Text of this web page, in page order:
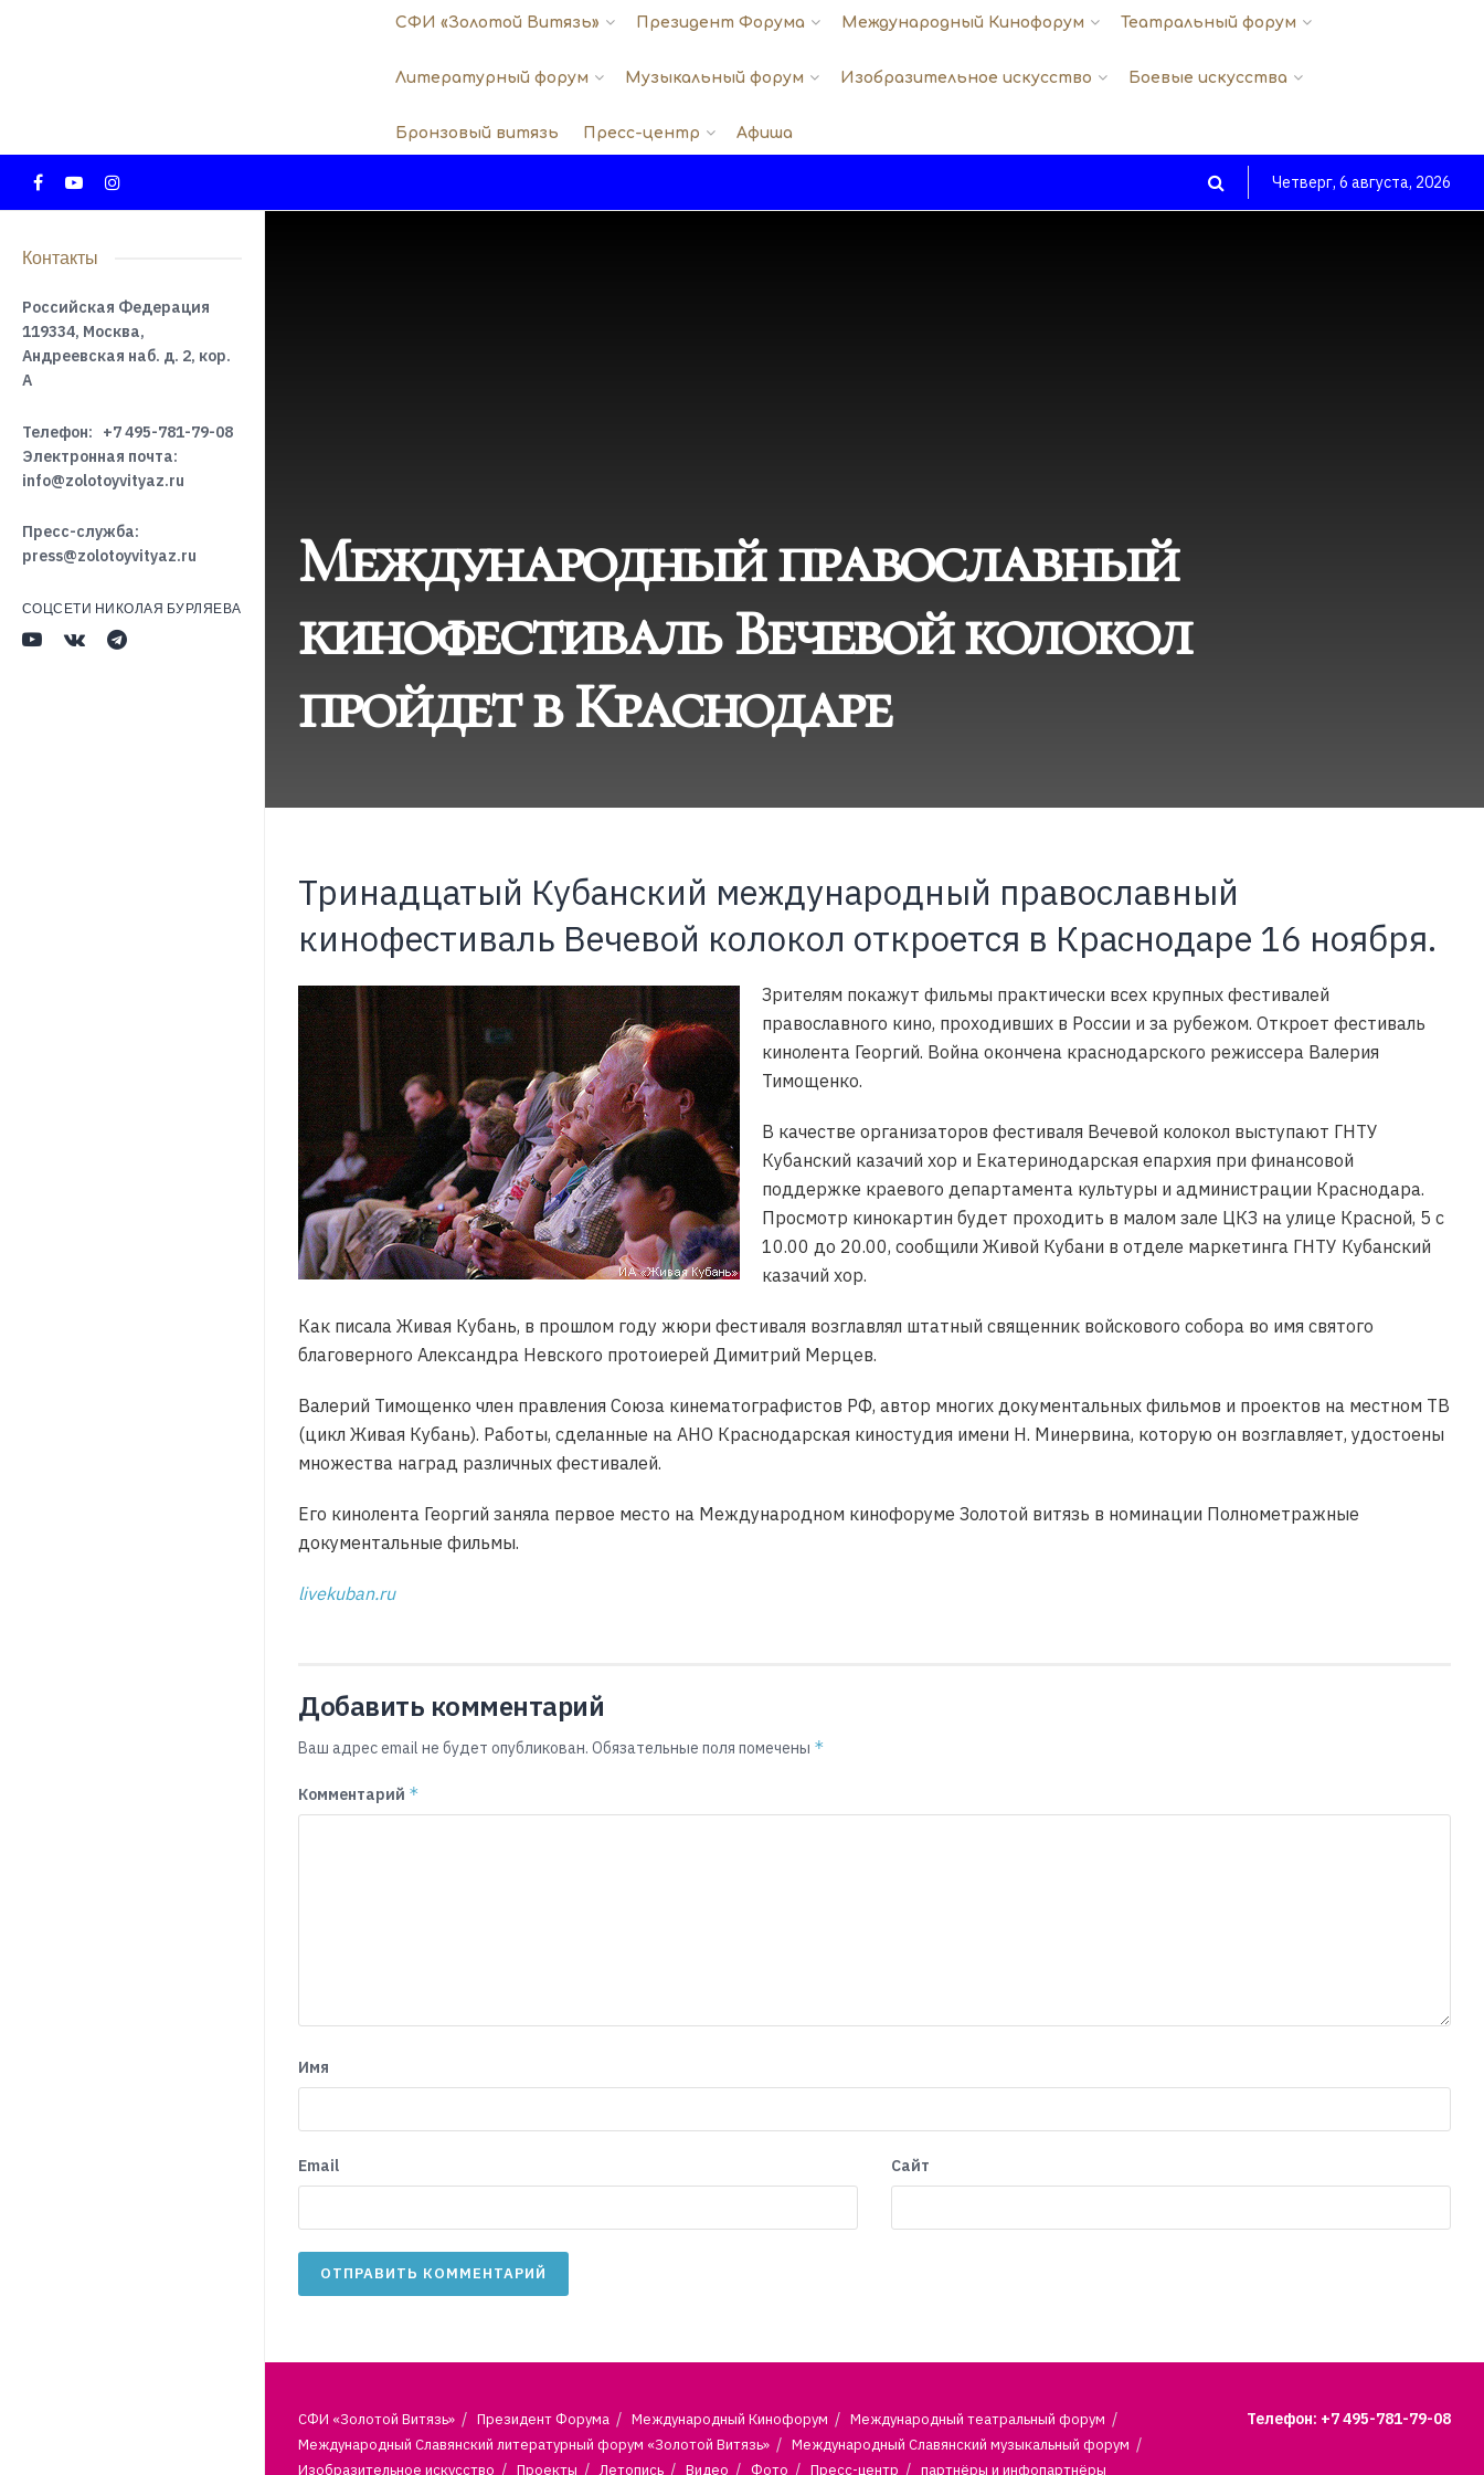
Контакты
Российская Федерация
119334, Москва,
Андреевская наб. д. 2, кор.
А
Телефон: +7 495-781-79-08
Электронная почта:
info@zolotoyvityaz.ru
Пресс-служба:
press@zolotoyvityaz.ru
СОЦСЕТИ НИКОЛАЯ БУРЛЯЕВА
СФИ «Золотой Витязь» Президент Форума Международный Кинофорум Театральный форум
Литературный форум Музыкальный форум Изобразительное искусство Боевые искусства
Бронзовый витязь Пресс-центр Афиша
Четверг, 6 августа, 2026
Международный православный
кинофестиваль Вечевой колокол
пройдет в Краснодаре
Тринадцатый Кубанский международный православный
кинофестиваль Вечевой колокол откроется в Краснодаре 16 ноября.
Зрителям покажут фильмы практически всех крупных фестивалей
православного кино, проходивших в России и за рубежом. Откроет фестиваль
кинолента Георгий. Война окончена краснодарского режиссера Валерия
Тимощенко.
В качестве организаторов фестиваля Вечевой колокол выступают ГНТУ
Кубанский казачий хор и Екатеринодарская епархия при финансовой
поддержке краевого департамента культуры и администрации Краснодара.
Просмотр кинокартин будет проходить в малом зале ЦКЗ на улице Красной, 5 с
10.00 до 20.00, сообщили Живой Кубани в отделе маркетинга ГНТУ Кубанский
казачий хор.
Как писала Живая Кубань, в прошлом году жюри фестиваля возглавлял штатный священник войскового собора во имя святого
благоверного Александра Невского протоиерей Димитрий Мерцев.
Валерий Тимощенко член правления Союза кинематографистов РФ, автор многих документальных фильмов и проектов на местном ТВ
(цикл Живая Кубань). Работы, сделанные на АНО Краснодарская киностудия имени Н. Минервина, которую он возглавляет, удостоены
множества наград различных фестивалей.
Его кинолента Георгий заняла первое место на Международном кинофоруме Золотой витязь в номинации Полнометражные
документальные фильмы.
livekuban.ru
Добавить комментарий
Ваш адрес email не будет опубликован. Обязательные поля помечены *
Комментарий *
Имя
Email Сайт
СФИ «Золотой Витязь» Президент Форума Международный Кинофорум
Международный театральный форум
Международный Славянский литературный форум «Золотой Витязь»
Международный Славянский музыкальный форум
Изобразительное искусство
Проекты Летопись Видео Фото Пресс-центр партнёры и инфопартнёры
Телефон: +7 495-781-79-08